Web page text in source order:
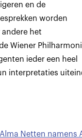
en de
worden
het
Wiener
ieder een heel
interpretaties
Alma Netten namens